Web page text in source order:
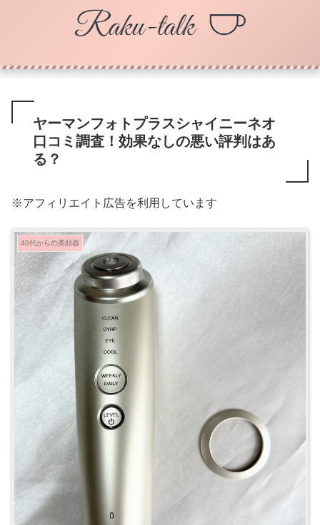
ヤーマンフォトプラスシャイニーネオ
口コミ調査！効果なしの悪い評判はあ
る？
※アフィリエイト広告を利用しています
40代からの美顔器